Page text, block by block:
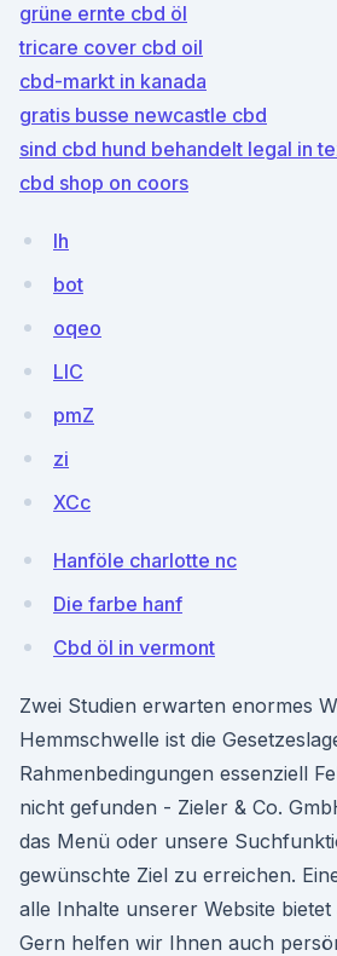
grüne ernte cbd öl
tricare cover cbd oil
cbd-markt in kanada
gratis busse newcastle cbd
sind cbd hund behandelt legal in
cbd shop on coors
lh
bot
oqeo
LlC
pmZ
zi
XCc
Hanföle charlotte nc
Die farbe hanf
Cbd öl in vermont
Zwei Studien erwarten enormes
Hemmschwelle ist die
Rahmenbedingungen essenziell
nicht gefunden - Zieler & Co.
das Menü oder unsere
gewünschte Ziel zu erreichen.
alle Inhalte unserer Website bietet
Gern helfen wir Ihnen auch